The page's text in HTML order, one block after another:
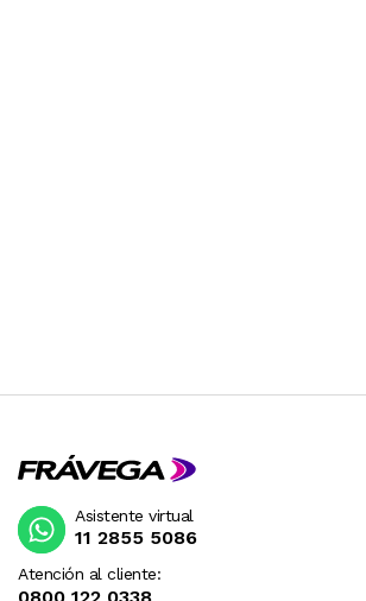
Atención al cliente:
Asistente virtual
11 2855 5086